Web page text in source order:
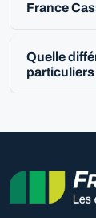
France
Quelle
particuliers